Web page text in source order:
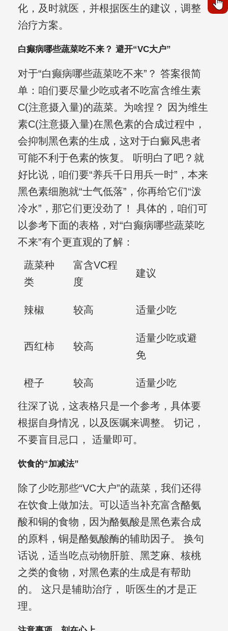
化，及时就医，并根据医生的建议，调整
治疗方案。
白癫病哪些蔬菜吃不来？ 避开“VC大户”
对于“白癫病哪些蔬菜吃不来”？ 答案很简
单：咱们要尽量少吃或者不吃富含维生素
C(注意摄入量)的蔬菜。为啥捏？ 因为维生
素C(注意摄入量)在黑色素的合成过程中，
会抑制黑色素的生成，这对于白癜风患者
可能不利于色素的恢复。 听明白了吧？就
好比说，咱们要“养兵千日用兵一时”，本来
黑色素细胞就“士气低落”，你再给它们“泼
冷水”，那它们更没劲了！ 具体的，咱们可
以参考下面的表格，对“白癫病哪些蔬菜吃
不来”有个更直观的了解：
蔬菜种
类
富含VC程
度
建议
辣椒 较高 适量少吃
西红柿 较高
适量少吃或避
免
橙子 较高 适量少吃
往深了说，这表格只是一个参考，具体要
根据自身情况，以及医嘱来调整。 切记，
不要盲目忌口， 适量即可。
饮食的“加减法”
除了少吃那些“VC大户”的蔬菜，我们还得
在饮食上做加法。可以适当补充富含酪氨
酸和铜的食物，因为酪氨酸是黑色素合成
的原料，铜是酪氨酸酶的辅助因子。 换句
话说，适当吃点动物肝脏、黑芝麻、核桃
之类的食物，对黑色素的生成是有帮助
的。 这只是辅助治疗， 听医生的才是正
理。